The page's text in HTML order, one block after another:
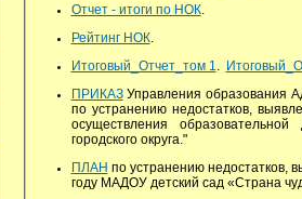
Отчет - итоги по НОК.
Рейтинг НОК.
Итоговый_Отчет_том 1
ПРИКАЗУправления образования
по устранению недостатков,
осуществления
городского округа."
ПЛАН по устранению недостатков,
году МАДОУ детский сад «Страна